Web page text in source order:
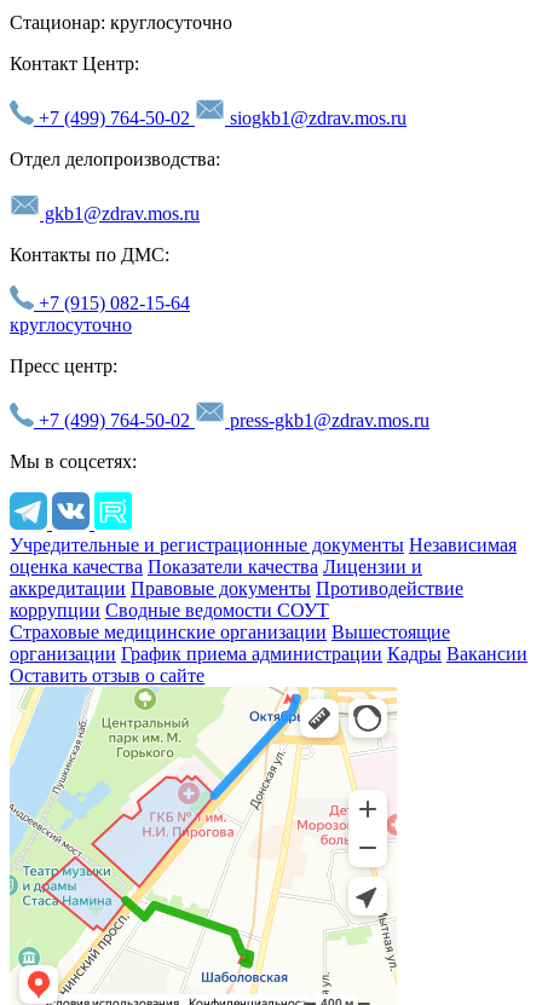
Стационар: круглосуточно
Контакт Центр:
+7 (499) 764-50-02
siogkb1@zdrav.mos.ru
Отдел делопроизводства:
gkb1@zdrav.mos.ru
Контакты по ДМС:
+7 (915) 082-15-64
круглосуточно
Пресс центр:
+7 (499) 764-50-02
press-gkb1@zdrav.mos.ru
Мы в соцсетях:
Учредительные и регистрационные документы Независимая
оценка качества Показатели качества Лицензии и
аккредитации Правовые документы Противодействие
коррупции Сводные ведомости СОУТ
Страховые медицинские организации Вышестоящие
организации График приема администрации Кадры Вакансии
Оставить отзыв о сайте